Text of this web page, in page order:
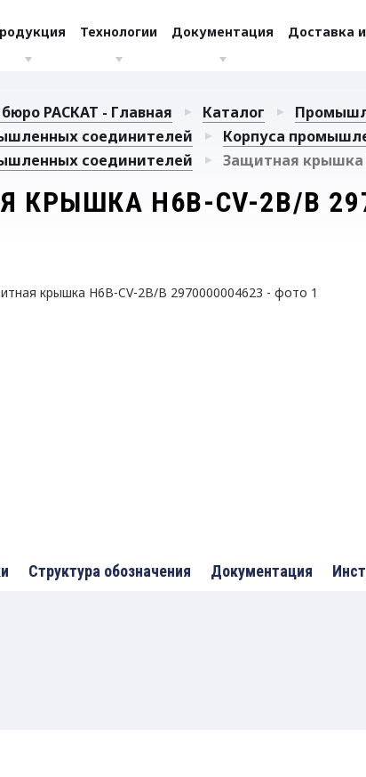
Технологии Документация Доставка
РАСКАТ - Главная Каталог
соединителей
Корпуса
соединителей
Защитная крышка
H6B-CV-2B/B
Структура обозначения Документация